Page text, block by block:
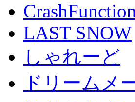
LAST SNOW
しゃれーど
ドリームメ